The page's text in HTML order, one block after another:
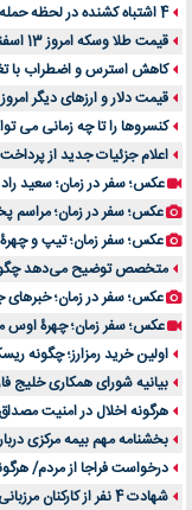
4 اشتباه کشنده در لحظه حمله هوایی و انفجار/ چگونه از خود محافظت کنیم؟
قیمت طلا وسکه امروز 13 اسفند
کاهش استرس و اضطراب با تغذیه
قیمت دلار و ارزهای دیگر امروز 13 اسفند
کنسروها را تا چه زمانی می
اعلام جزئیات جدید از
عکس؛ سفر در زمان؛ سعید
عکس؛ سفر در زمان؛ مراسم
عکس؛ سفر زمان؛ تیپ و چهرۀ
متخصص توضیح می‌دهد چگونه 5 الکترولیت ضروری را از غذاهای طبیعی
عکس؛ سفر در زمان؛ خبرهای جالب رمضان 45 سال قبل
عکس؛ سفر زمان؛ چهرۀ اوس
اولین خرید رمزارز؛ چگونه
بیانیه شورای همکاری خلیج
هرگونه اخلال در امنیت
بخشنامه مهم بیمه مرکزی
درخواست فراجا از مردم/
شهادت 4 نفر از کارکنان مرزبانی مهران در پی حملات اسرائیل و آمریکا